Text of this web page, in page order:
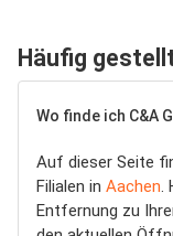
Häufig
Wo finde ich C&A
Auf dieser Seite
Filialen in Aachen.
Entfernung zu